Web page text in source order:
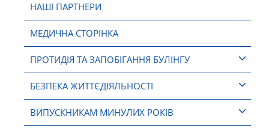
НАШІ ПАРТНЕРИ
МЕДИЧНА СТОРІНКА
ПРОТИДІЯ ТА ЗАПОБІГАННЯ БУЛІНГУ
БЕЗПЕКА ЖИТТЄДІЯЛЬНОСТІ
ВИПУСКНИКАМ МИНУЛИХ РОКІВ